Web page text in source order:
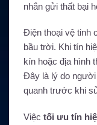
nhắn gửi thất bại
Điện thoại vệ tinh
bầu trời. Khi tín
kín hoặc địa hình
Đây là lý do
quanh trước khi
Việc tối ưu tín